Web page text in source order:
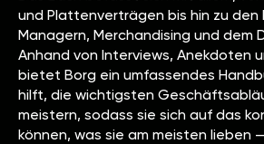
und Plattenverträgen bis hin zu den
Managern, Merchandising und dem
Anhand von Interviews, Anekdoten
bietet Borg ein umfassendes
hilft, die wichtigsten
meistern, sodass sie sich auf das
können, was sie am meisten lieben